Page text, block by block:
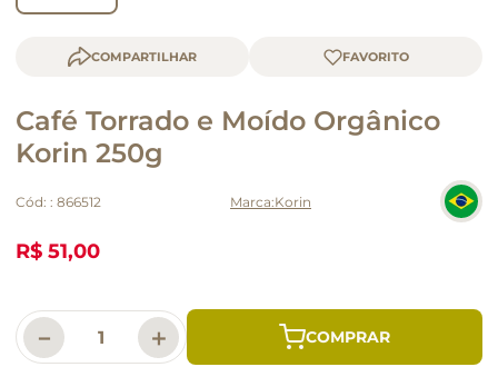
COMPARTILHAR
Café Torrado e Moído Orgânico
Korin 250g
Cód: : 866512 Korin
R$ 51,00
＋
－